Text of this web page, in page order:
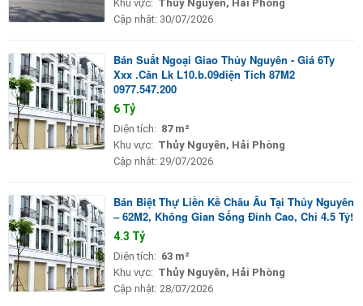
Khu vực: Thủy Nguyên, Hải Phòng
Cập nhật: 30/07/2026
Bán Suất Ngoại Giao Thủy Nguyên - Giá 6Ty
Xxx .Căn Lk L10.b.09diện Tích 87M2
0977.547.200
6 Tỷ
Diện tích: 87 m²
Khu vực: Thủy Nguyên, Hải Phòng
Cập nhật: 29/07/2026
Bán Biệt Thự Liền Kề Châu Âu Tại Thủy Nguyên
– 62M2, Không Gian Sống Đỉnh Cao, Chỉ 4.5 Tỷ!
4.3 Tỷ
Diện tích: 63 m²
Khu vực: Thủy Nguyên, Hải Phòng
Cập nhật: 28/07/2026